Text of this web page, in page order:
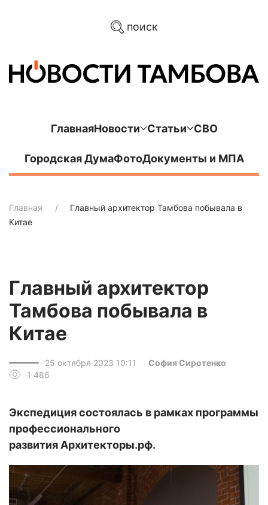
поиск
ГлавнаяНовости Статьи СВО
Городская ДумаФотоДокументы и МПА
Главная
Главный архитектор Тамбова побывала в
Китае
Главный архитектор
Тамбова побывала в
Китае
25 октября 2023 10:11
София Сиротенко
1 486
Экспедиция состоялась в рамках программы
профессионального
развития Архитекторы.рф.